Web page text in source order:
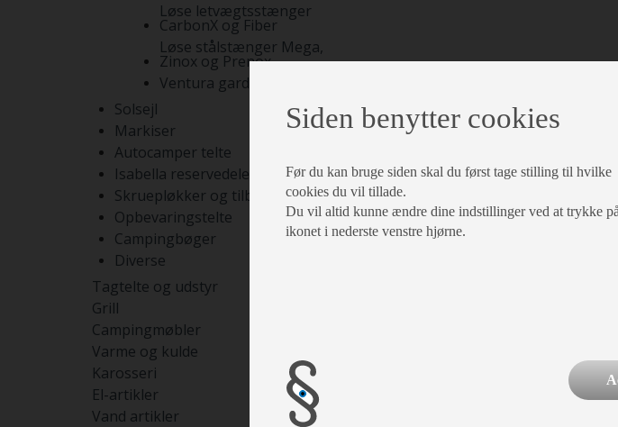
Løse letvægtsstænger
CarbonX og Fiber
Løse stålstænger Mega,
Zinox og Prenox
Ventura gardinstænger
Solsejl
Markiser
Autocamper telte
Isabella reservedele
Skruepløkker og tilbehør
Opbevaringstelte
Campingbøger
Diverse
Tagtelte og udstyr
Grill
Campingmøbler
Varme og kulde
Karosseri
El-artikler
Vand artikler
Siden benytter cookies
Før du kan bruge siden skal du først tage stilling til hvilke
cookies du vil tillade.
Du vil altid kunne ændre dine indstillinger ved at trykke på
ikonet i nederste venstre hjørne.